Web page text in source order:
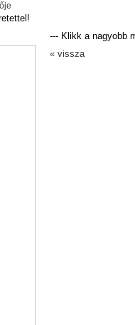
--- Klikk a nagyobb
« vissza